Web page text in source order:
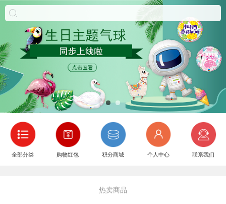
全部分类 购物红包 积分商城 个人中心 联系我们
热卖商品